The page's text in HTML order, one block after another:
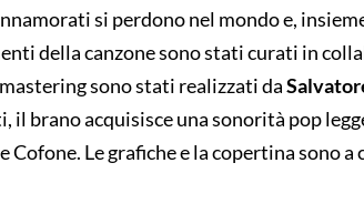
si perdono nel mondo e,
della canzone sono stati curati in
sono stati realizzati da
brano acquisisce una sonorità pop
Le grafiche e la copertina sono a